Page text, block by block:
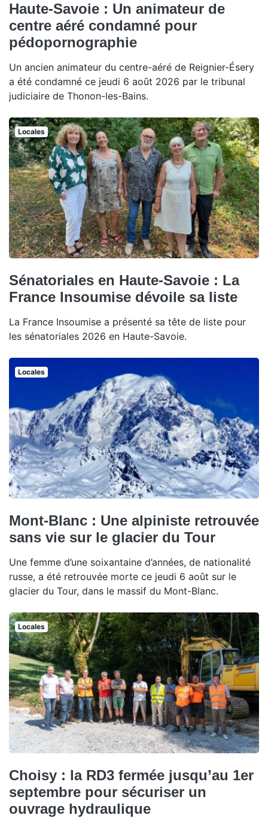
Haute-Savoie : Un animateur de
centre aéré condamné pour
pédopornographie
Un ancien animateur du centre-aéré de Reignier-Ésery
a été condamné ce jeudi 6 août 2026 par le tribunal
judiciaire de Thonon-les-Bains.
Locales
Sénatoriales en Haute-Savoie : La
France Insoumise dévoile sa liste
La France Insoumise a présenté sa tête de liste pour
les sénatoriales 2026 en Haute-Savoie.
Locales
Mont-Blanc : Une alpiniste retrouvée
sans vie sur le glacier du Tour
Une femme d’une soixantaine d’années, de nationalité
russe, a été retrouvée morte ce jeudi 6 août sur le
glacier du Tour, dans le massif du Mont-Blanc.
Locales
Choisy : la RD3 fermée jusqu’au 1er
septembre pour sécuriser un
ouvrage hydraulique